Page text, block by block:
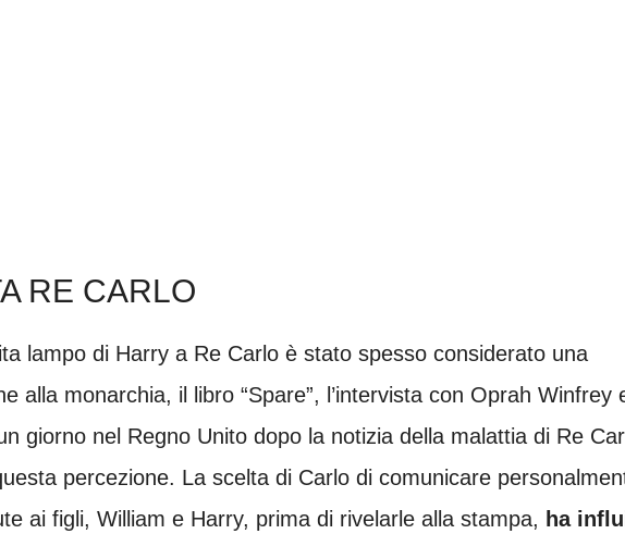
RE CARLO
lampo di Harry a Re Carlo è stato spesso considerato una
alla monarchia, il libro “Spare”, l’intervista con Oprah Winfrey
giorno nel Regno Unito dopo la notizia della malattia di Re
percezione. La scelta di Carlo di comunicare
ai figli, William e Harry, prima di rivelarle alla stampa, ha